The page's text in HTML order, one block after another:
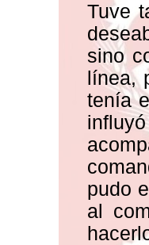
Tuve
sino
línea,
tenía
pudo
al